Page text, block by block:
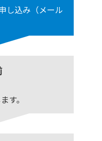
し込み（メール
す。